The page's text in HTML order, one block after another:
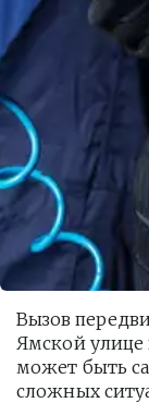
Вызов
Ямской улице
может быть
сложных